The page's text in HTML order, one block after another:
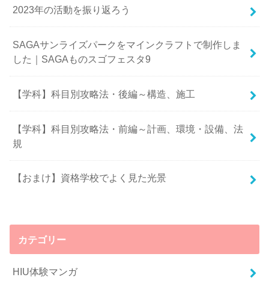
2023年の活動を振り返ろう
SAGAサンライズパークをマインクラフトで制作しま
した｜SAGAものスゴフェスタ9
【学科】科目別攻略法・後編～構造、施工
【学科】科目別攻略法・前編～計画、環境・設備、法
規
【おまけ】資格学校でよく見た光景
カテゴリー
HIU体験マンガ